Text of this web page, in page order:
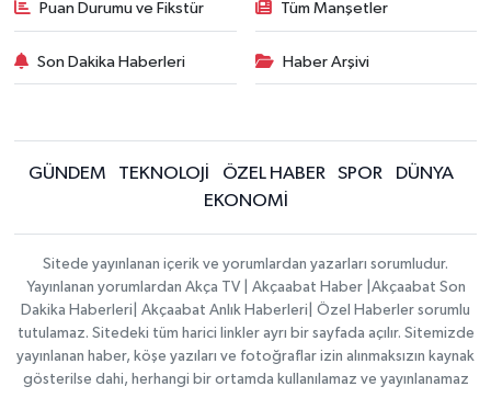
Puan Durumu ve Fikstür Tüm Manşetler
Son Dakika Haberleri Haber Arşivi
GÜNDEM TEKNOLOJİ ÖZEL HABER SPOR
DÜNYA
EKONOMİ
Sitede yayınlanan içerik ve yorumlardan yazarları sorumludur.
Yayınlanan yorumlardan Akça TV | Akçaabat Haber |Akçaabat Son
Dakika Haberleri| Akçaabat Anlık Haberleri| Özel Haberler sorumlu
tutulamaz. Sitedeki tüm harici linkler ayrı bir sayfada açılır. Sitemizde
yayınlanan haber, köşe yazıları ve fotoğraflar izin alınmaksızın kaynak
gösterilse dahi, herhangi bir ortamda kullanılamaz ve yayınlanamaz